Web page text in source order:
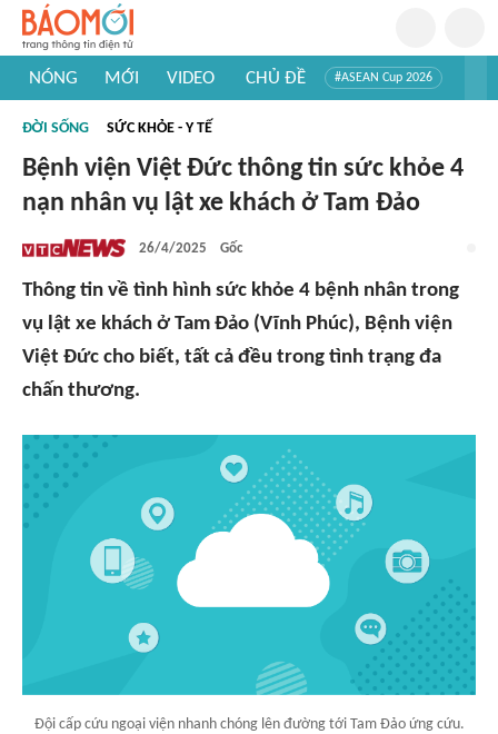
NÓNG MỚI VIDEO CHỦ ĐỀ #ASEAN Cup 2026
#Khám phá thế giới
ĐỜI SỐNG SỨC KHỎE - Y TẾ
Bệnh viện Việt Đức thông tin sức khỏe 4
nạn nhân vụ lật xe khách ở Tam Đảo
26/4/2025 Gốc
Thông tin về tình hình sức khỏe 4 bệnh nhân trong
vụ lật xe khách ở Tam Đảo (Vĩnh Phúc), Bệnh viện
Việt Đức cho biết, tất cả đều trong tình trạng đa
chấn thương.
Đội cấp cứu ngoại viện nhanh chóng lên đường tới Tam Đảo ứng cứu.